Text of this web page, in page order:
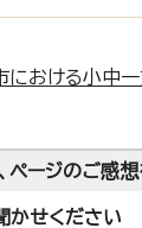
における小中
ページのご感
かせください